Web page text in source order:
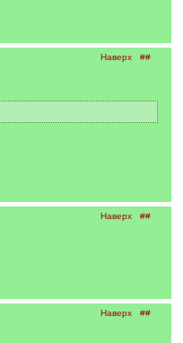
Наверх ##
Наверх ##
Наверх ##